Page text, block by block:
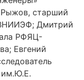
старший
Дмитрий
РФЯЦ-
Евгений